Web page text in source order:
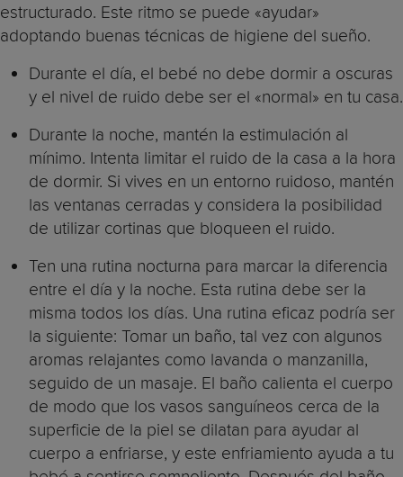
estructurado. Este ritmo se puede «ayudar»
adoptando buenas técnicas de higiene del sueño.
Durante el día, el bebé no debe dormir a oscuras
y el nivel de ruido debe ser el «normal» en tu casa.
Durante la noche, mantén la estimulación al
mínimo. Intenta limitar el ruido de la casa a la hora
de dormir. Si vives en un entorno ruidoso, mantén
las ventanas cerradas y considera la posibilidad
de utilizar cortinas que bloqueen el ruido.
Ten una rutina nocturna para marcar la diferencia
entre el día y la noche. Esta rutina debe ser la
misma todos los días. Una rutina eficaz podría ser
la siguiente: Tomar un baño, tal vez con algunos
aromas relajantes como lavanda o manzanilla,
seguido de un masaje. El baño calienta el cuerpo
de modo que los vasos sanguíneos cerca de la
superficie de la piel se dilatan para ayudar al
cuerpo a enfriarse, y este enfriamiento ayuda a tu